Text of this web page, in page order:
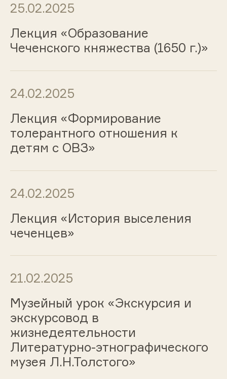
25.02.2025
Лекция «Образование
Чеченского княжества (1650 г.)»
24.02.2025
Лекция «Формирование
толерантного отношения к
детям с ОВЗ»
24.02.2025
Лекция «История выселения
чеченцев»
21.02.2025
Музейный урок «Экскурсия и
экскурсовод в
жизнедеятельности
Литературно-этнографического
музея Л.Н.Толстого»